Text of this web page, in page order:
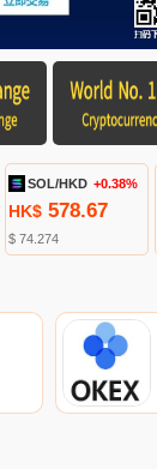
SOL/HKD +0.38%
HK$ 578.67
$ 74.274